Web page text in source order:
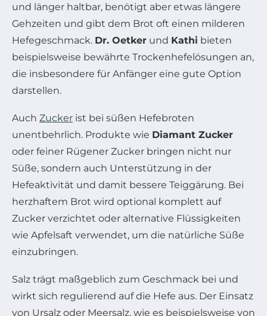
und länger haltbar, benötigt aber etwas längere
Gehzeiten und gibt dem Brot oft einen milderen
Hefegeschmack. Dr. Oetker und Kathi bieten
beispielsweise bewährte Trockenhefelösungen an,
die insbesondere für Anfänger eine gute Option
darstellen.
Auch Zucker ist bei süßen Hefebroten
unentbehrlich. Produkte wie Diamant Zucker
oder feiner Rügener Zucker bringen nicht nur
Süße, sondern auch Unterstützung in der
Hefeaktivität und damit bessere Teiggärung. Bei
herzhaftem Brot wird optional komplett auf
Zucker verzichtet oder alternative Flüssigkeiten
wie Apfelsaft verwendet, um die natürliche Süße
einzubringen.
Salz trägt maßgeblich zum Geschmack bei und
wirkt sich regulierend auf die Hefe aus. Der Einsatz
von Ursalz oder Meersalz, wie es beispielsweise von